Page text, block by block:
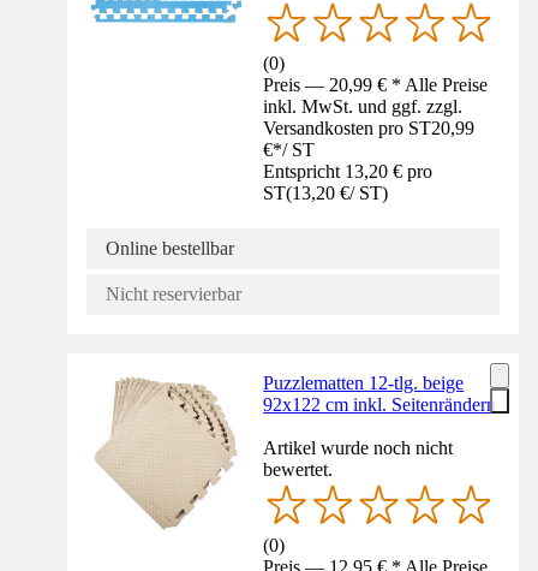
(0)
Preis — 20,99 € * Alle Preise
inkl. MwSt. und ggf. zzgl.
Versandkosten pro ST20,99
€*/ ST
Entspricht 13,20 € pro
ST(13,20 €/ ST)
Online bestellbar
Nicht reservierbar
Puzzlematten 12-tlg. beige
92x122 cm inkl. Seitenrändern
Artikel wurde noch nicht
bewertet.
(0)
Preis — 12,95 € * Alle Preise